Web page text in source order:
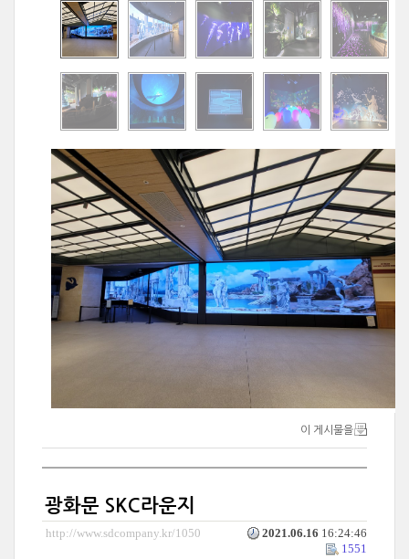
이 게시물을
광화문 SKC라운지
http://www.sdcompany.kr/1050 2021.06.16 16:24:46
1551